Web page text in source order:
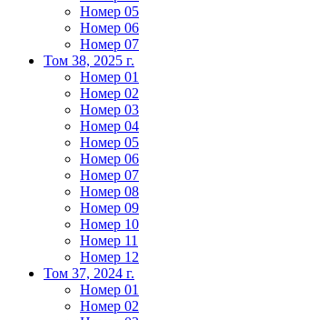
Номер 05
Номер 06
Номер 07
Том 38, 2025 г.
Номер 01
Номер 02
Номер 03
Номер 04
Номер 05
Номер 06
Номер 07
Номер 08
Номер 09
Номер 10
Номер 11
Номер 12
Том 37, 2024 г.
Номер 01
Номер 02